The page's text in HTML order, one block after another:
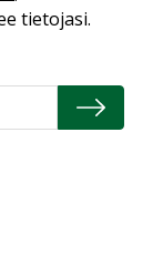
tietojasi.